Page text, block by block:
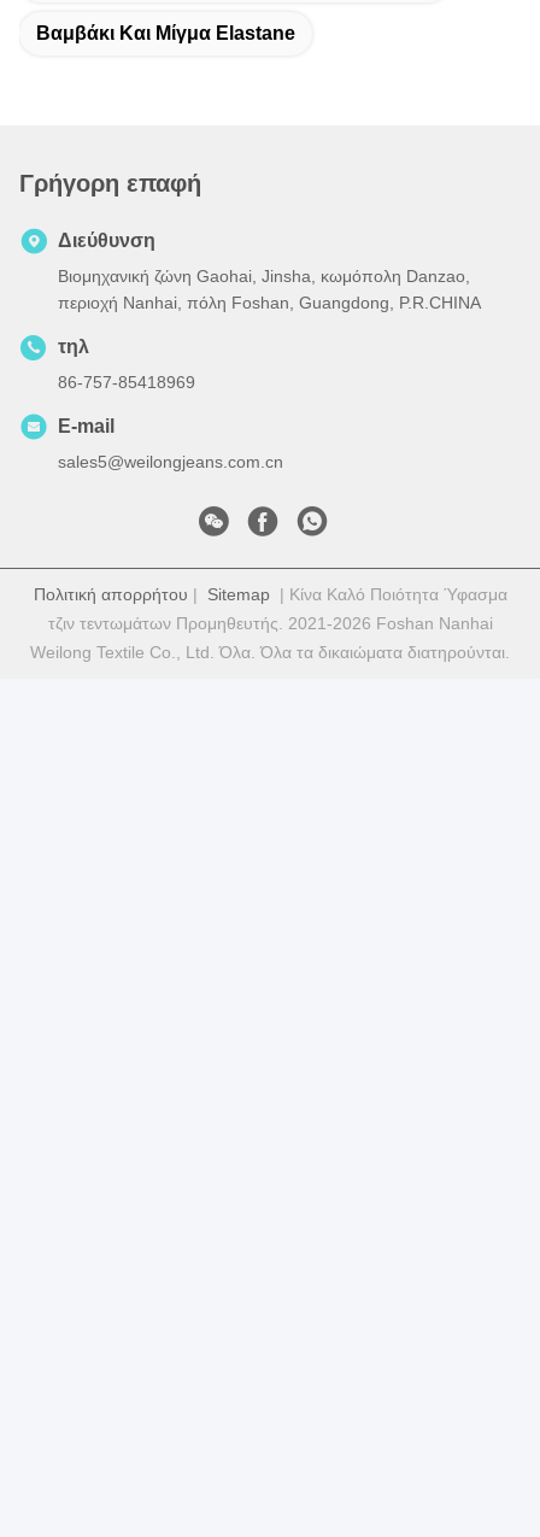
Βαμβάκι Και Μίγμα Elastane
Γρήγορη επαφή
Διεύθυνση
Βιομηχανική ζώνη Gaohai, Jinsha, κωμόπολη Danzao,
περιοχή Nanhai, πόλη Foshan, Guangdong, P.R.CHINA
τηλ
86-757-85418969
E-mail
sales5@weilongjeans.com.cn
Πολιτική απορρήτου | Sitemap| Κίνα Καλό Ποιότητα Ύφασμα
τζιν τεντωμάτων Προμηθευτής. 2021-2026 Foshan Nanhai
Weilong Textile Co., Ltd. Όλα. Όλα τα δικαιώματα διατηρούνται.